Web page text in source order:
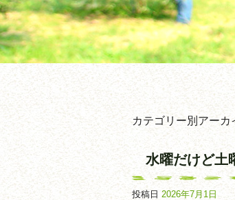
カテゴリー別アーカ
水曜だけど土
投稿日 2026年7月1日